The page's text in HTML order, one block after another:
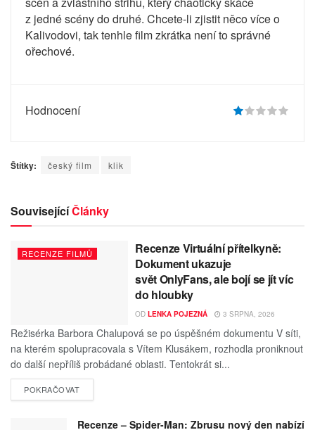
z jedné scény do druhé. Chcete-li zjistit něco více o
Kalivodovi, tak tenhle film zkrátka není to správné
ořechové.
Hodnocení
Štítky: český film klik
SouvisejícíČlánky
RECENZE FILMŮ
Recenze Virtuální přítelkyně:
Dokument ukazuje
svět OnlyFans, ale bojí se jít víc
do hloubky
OD LENKA POJEZNÁ 3 SRPNA, 2026
Režisérka Barbora Chalupová se po úspěšném dokumentu V síti,
na kterém spolupracovala s Vítem Klusákem, rozhodla proniknout
do další nepříliš probádané oblasti. Tentokrát si...
POKRAČOVAT
Recenze – Spider-Man: Zbrusu nový den nabízí